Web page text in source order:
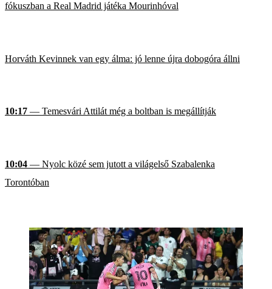
fókuszban a Real Madrid játéka Mourinhóval
Horváth Kevinnek van egy álma: jó lenne újra dobogóra állni
10:17 — Temesvári Attilát még a boltban is megállítják
10:04 — Nyolc közé sem jutott a világelső Szabalenka
Torontóban